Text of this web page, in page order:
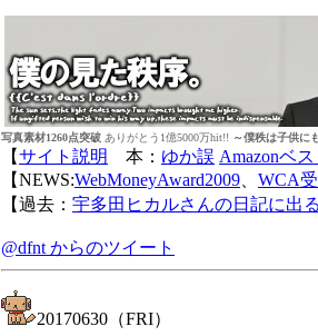
写真素材1260点突破 ありがとう1億5000万hit!! ～僕秩は子供に
【サイト説明 本： ゆか誤 Amazonベ
【NEWS:WebMoneyAward2009
WCA
【過去： 宇多田ヒカルさんの日記に出
@dfnt からのツイート
20170630（FRI）